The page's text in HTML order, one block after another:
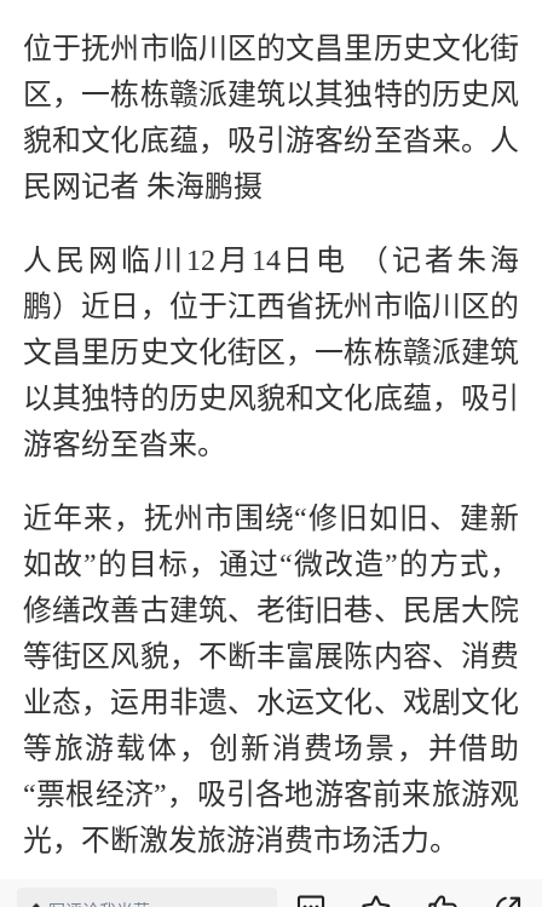
位于抚州市临川区的文昌里历史文化街
区，一栋栋赣派建筑以其独特的历史风
貌和文化底蕴，吸引游客纷至沓来。人
民网记者 朱海鹏摄
人民网临川12月14日电 （记者朱海
鹏）近日，位于江西省抚州市临川区的
文昌里历史文化街区，一栋栋赣派建筑
以其独特的历史风貌和文化底蕴，吸引
游客纷至沓来。
近年来，抚州市围绕“修旧如旧、建新
如故”的目标，通过“微改造”的方式，
修缮改善古建筑、老街旧巷、民居大院
等街区风貌，不断丰富展陈内容、消费
业态，运用非遗、水运文化、戏剧文化
等旅游载体，创新消费场景，并借助
“票根经济”，吸引各地游客前来旅游观
光，不断激发旅游消费市场活力。